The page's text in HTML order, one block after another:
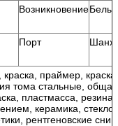
Возникновение
Порт
праймер, краска
тома стальные, общая
пластмасса, резина,
керамика, стекло,
рентгеновские